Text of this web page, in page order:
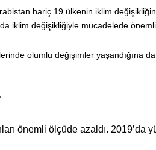
hariç 19 ülkenin iklim
iklim değişikliğiyle mücadelede
olumlu değişimler yaşandığına
önemli ölçüde azaldı. 2019’da